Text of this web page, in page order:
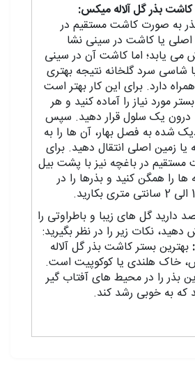
بذر گل آلاله میکس:
به صورت کاشت مستقیم در
اصلی یا کاشت در سینی نشا
می یابد؛ اما کاشت آن در سینی
شاسی سرد گلخانه نتیجه بهتری
دارد. برای این کار بهتر است
بستر مورد نیاز را آماده کنید و هر
درون یک سلول قرار دهید. سپس
شده به فصل بهار، آن ها را به
یا زمین اصلی انتقال دهید. برای
در باغچه نیز با پشت بیل
ها را همگن کنید و بذرها را در
دارید گل های زیبا و باطراوتی را
دهید، نکات زیر را در نظر بگیرید:
بهترین بستر کاشت بذر گل آلاله
خاک هلندی یا کوکوپیت است.
بذر را در محیط های آفتاب گیر
که به خوبی رشد کند.